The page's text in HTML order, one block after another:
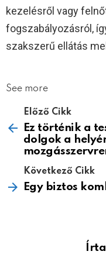
kezelésről vagy
fogszabályozásról,
szakszerű ellátás
See more
Előző Cikk
Ez történik a
dolgok a
Következő Cikk
Egy biztos
Írta